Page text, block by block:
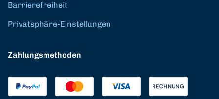
Barrierefreiheit
Privatsphäre-Einstellungen
Zahlungsmethoden